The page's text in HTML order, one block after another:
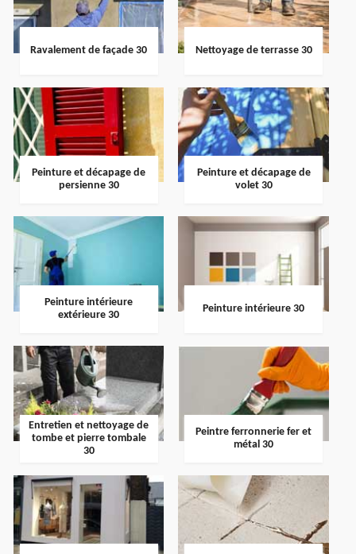
Ravalement de façade 30 Nettoyage de terrasse 30
Peinture et décapage de
persienne 30
Peinture et décapage de
volet 30
Peinture intérieure
extérieure 30
Peinture intérieure 30
Entretien et nettoyage de
tombe et pierre tombale
30
Peintre ferronnerie fer et
métal 30